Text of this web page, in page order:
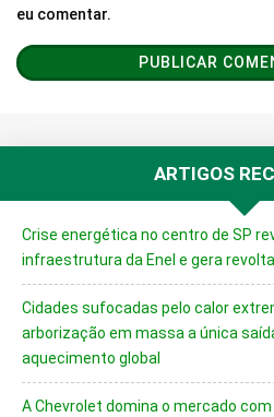
eu comentar.
ARTIGOS
Crise energética no centro de SP
infraestrutura da Enel e gera
Cidades sufocadas pelo calor
arborização em massa a única
aquecimento global
A Chevrolet domina o mercado